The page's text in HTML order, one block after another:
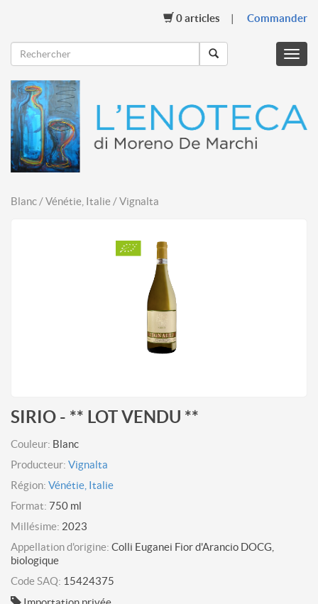
0articles Commander
Menu
Blanc / Vénétie, Italie / Vignalta
SIRIO - ** LOT VENDU **
Couleur: Blanc
Producteur: Vignalta
Région: Vénétie, Italie
Format: 750 ml
Millésime: 2023
Appellation d'origine: Colli Euganei Fior d'Arancio DOCG,
biologique
Code SAQ: 15424375